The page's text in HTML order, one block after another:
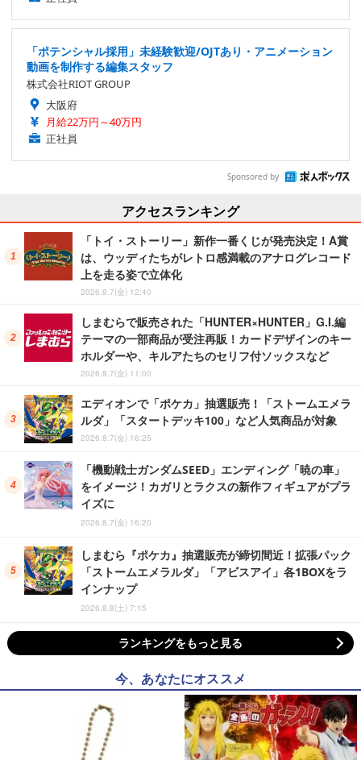
「ポテンシャル採用」未経験歓迎/OJTあり・アニメーション
動画を制作する編集スタッフ
株式会社RIOT GROUP
大阪府
月給22万円～40万円
正社員
Sponsored by
アクセスランキング
「トイ・ストーリー」新作一番くじが発売決定！A賞
は、ウッディたちがレトロ感満載のアナログレコード
上を走る姿で立体化
2026.8.7(金) 12:40
しまむらで販売された「HUNTER×HUNTER」G.I.編
テーマの一部商品が受注再販！カードデザインのキー
ホルダーや、キルアたちのセリフ付ソックスなど
2026.8.7(金) 11:00
エディオンで「ポケカ」抽選販売！「ストームエメラ
ルダ」「スタートデッキ100」など人気商品が対象
2026.8.7(金) 16:25
「機動戦士ガンダムSEED」エンディング「暁の車」
をイメージ！カガリとラクスの新作フィギュアがプラ
イズに
2026.8.7(金) 16:20
しまむら『ポケカ』抽選販売が締切間近！拡張パック
「ストームエメラルダ」「アビスアイ」各1BOXをラ
インナップ
2026.8.8(土) 7:15
ランキングをもっと見る
今、あなたにオススメ